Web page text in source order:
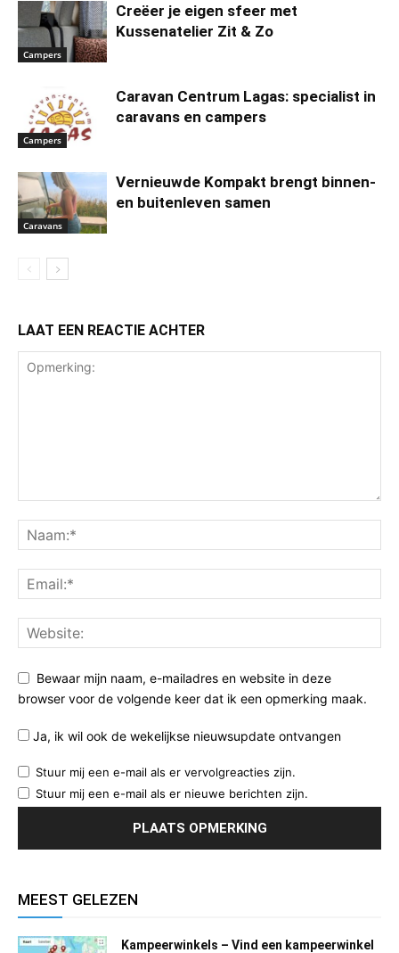
Campers
Creëer je eigen sfeer met
Kussenatelier Zit & Zo
Campers
Caravan Centrum Lagas: specialist in
caravans en campers
Caravans
Vernieuwde Kompakt brengt binnen-
en buitenleven samen
LAAT EEN REACTIE ACHTER
Bewaar mijn naam, e-mailadres en website in deze
browser voor de volgende keer dat ik een opmerking maak.
Ja, ik wil ook de wekelijkse nieuwsupdate ontvangen
Stuur mij een e-mail als er vervolgreacties zijn.
Stuur mij een e-mail als er nieuwe berichten zijn.
MEEST GELEZEN
Kampeerwinkels – Vind een kampeerwinkel